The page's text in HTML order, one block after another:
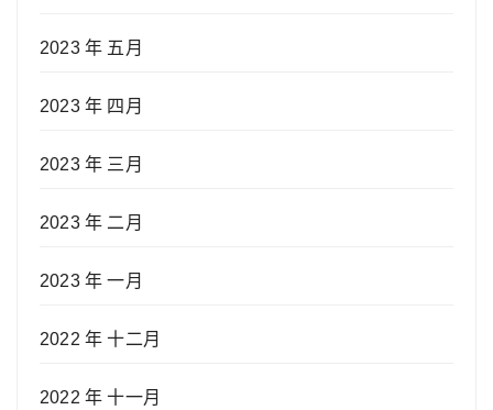
2023 年 五月
2023 年 四月
2023 年 三月
2023 年 二月
2023 年 一月
2022 年 十二月
2022 年 十一月